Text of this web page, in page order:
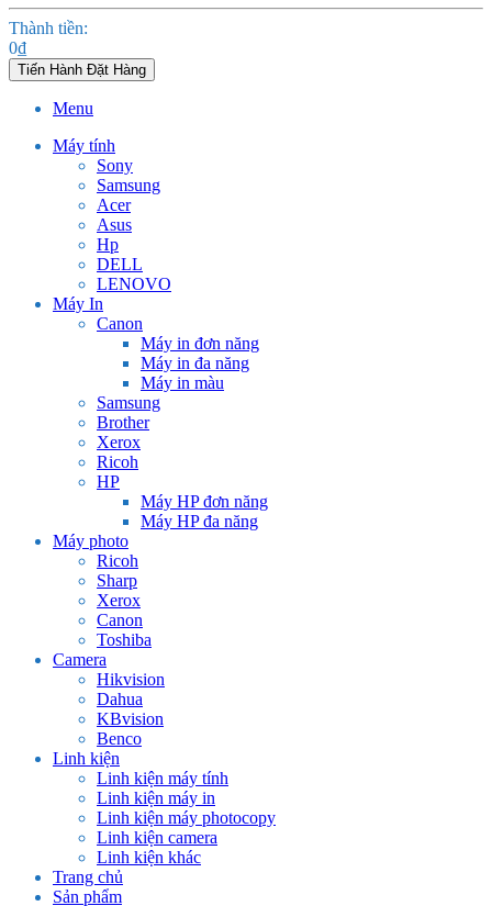
Thành tiền:
0₫
Tiến Hành Đặt Hàng
Menu
Máy tính
Sony
Samsung
Acer
Asus
Hp
DELL
LENOVO
Máy In
Canon
Máy in đơn năng
Máy in đa năng
Máy in màu
Samsung
Brother
Xerox
Ricoh
HP
Máy HP đơn năng
Máy HP đa năng
Máy photo
Ricoh
Sharp
Xerox
Canon
Toshiba
Camera
Hikvision
Dahua
KBvision
Benco
Linh kiện
Linh kiện máy tính
Linh kiện máy in
Linh kiện máy photocopy
Linh kiện camera
Linh kiện khác
Trang chủ
Sản phẩm